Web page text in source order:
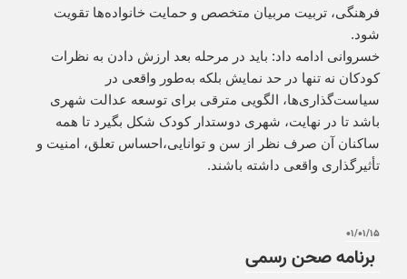
فرهنگی، تربیت مربیان متخصص و حمایت خانواده‌ها تقویت
شود.
خسروانی ادامه داد: باید در مرحله بعد ارزش دادن به نظرات
کودکان نه تنها در حد نمایش بلکه به‌طور واقعی در
سیاست‌گذاری‌ها، الگویی مترقی برای توسعه عدالت شهری
باشد تا در نهایت، شهری دوستدار کودک شکل بگیرد تا همه
ساکنان آن صرف نظر از سن و توانایی،احساس تعلق، امنیت و
تأثیرگذاری واقعی داشته باشند.
۰۱/۰۱/۱۵
برنامه صحن رسمی